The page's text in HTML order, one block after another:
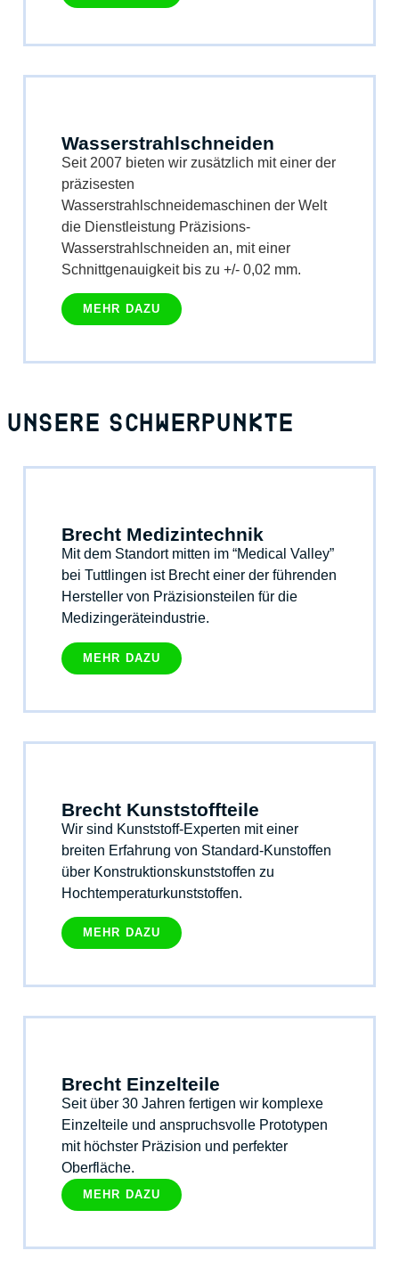
Wasserstrahlschneiden
Seit 2007 bieten wir zusätzlich mit einer der
präzisesten
Wasserstrahlschneidemaschinen der Welt
die Dienstleistung Präzisions-
Wasserstrahlschneiden an, mit einer
Schnittgenauigkeit bis zu +/- 0,02 mm.
MEHR DAZU
UNSERE SCHWERPUNKTE​
Brecht Medizintechnik
Mit dem Standort mitten im “Medical Valley”
bei Tuttlingen ist Brecht einer der führenden
Hersteller von Präzisionsteilen für die
Medizingeräteindustrie.
MEHR DAZU
Brecht Kunststoffteile
Wir sind Kunststoff-Experten mit einer
breiten Erfahrung von Standard-Kunstoffen
über Konstruktionskunststoffen zu
Hochtemperaturkunststoffen.
MEHR DAZU
Brecht Einzelteile
Seit über 30 Jahren fertigen wir komplexe
Einzelteile und anspruchsvolle Prototypen
mit höchster Präzision und perfekter
Oberfläche.
MEHR DAZU